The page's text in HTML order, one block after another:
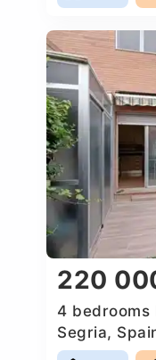
220
4 bedrooms
Segria,